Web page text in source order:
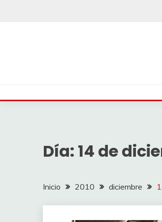
Día: 14 de
Inicio 2010 diciembre